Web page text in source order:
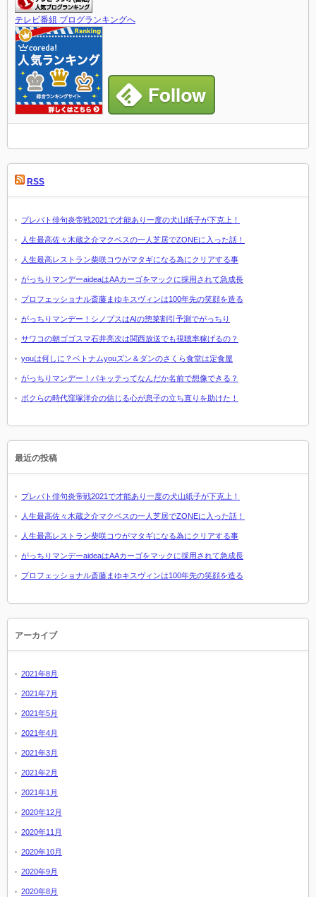
テレビ番組 ブログランキングへ
RSS
プレバト俳句炎帝戦2021で才能あり一度の犬山紙子が下克上！
人生最高佐々木蔵之介マクベスの一人芝居でZONEに入った話！
人生最高レストラン柴咲コウがマタギになる為にクリアする事
がっちりマンデーaideaはAAカーゴをマックに採用されて急成長
プロフェッショナル斎藤まゆキスヴィンは100年先の笑顔を造る
がっちりマンデー！シノプスはAIの惣菜割引予測でがっちり
サワコの朝ゴゴスマ石井亮次は関西放送でも視聴率稼げるの？
youは何しに？ベトナムyouズン＆ダンのさくら食堂は定食屋
がっちりマンデー！パキッテってなんだか名前で想像できる？
ボクらの時代窪塚洋介の信じる心が息子の立ち直りを助けた！
最近の投稿
プレバト俳句炎帝戦2021で才能あり一度の犬山紙子が下克上！
人生最高佐々木蔵之介マクベスの一人芝居でZONEに入った話！
人生最高レストラン柴咲コウがマタギになる為にクリアする事
がっちりマンデーaideaはAAカーゴをマックに採用されて急成長
プロフェッショナル斎藤まゆキスヴィンは100年先の笑顔を造る
アーカイブ
2021年8月
2021年7月
2021年5月
2021年4月
2021年3月
2021年2月
2021年1月
2020年12月
2020年11月
2020年10月
2020年9月
2020年8月